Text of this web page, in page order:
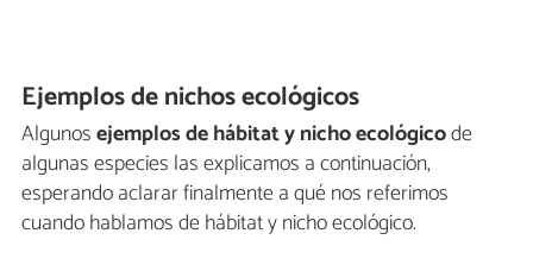
Ejemplos de nichos ecológicos
Algunosejemplos de hábitat y nicho ecológicode
algunas especies las explicamos a continuación,
esperando aclarar finalmente a qué nos referimos
cuando hablamos de hábitat y nicho ecológico.